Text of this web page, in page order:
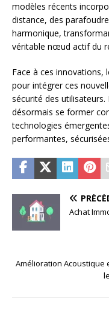
modèles récents
distance, des
harmonique,
véritable nœud actif du
Face à ces innovations,
pour intégrer ces
sécurité des
désormais se former
technologies
performantes,
Achat
Amélioration Acoustique